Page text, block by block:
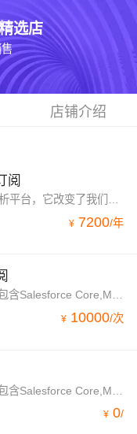
选店
店铺介绍
阅
¥ 7200/年
Salesforce国际版订阅，包含Salesforce Core,Marketing Cloud,Tableau,MuleSoft等
¥ 10000/次
¥ 0/